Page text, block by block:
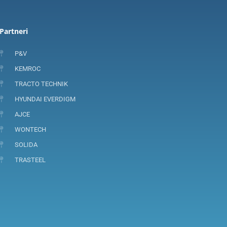
Partneri
P&V
KEMROC
TRACTO TECHNIK
HYUNDAI EVERDIGM
AJCE
WONTECH
SOLIDA
TRASTEEL